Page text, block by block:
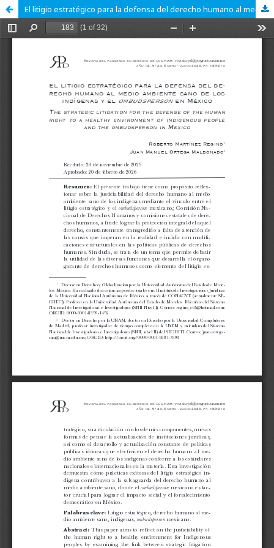
El litigio estratégico para la defensa del derecho humano al medio ambiente sano de los indígenas y el ombudsperson en México